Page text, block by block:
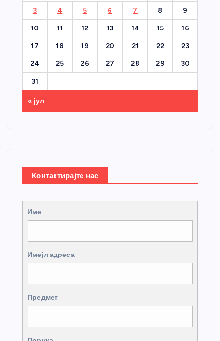
3 4 5 6 7 8 9
10 11 12 13 14 15 16
17 18 19 20 21 22 23
24 25 26 27 28 29 30
31
« јул
Контактирајте нас
Име
Имејл адреса
Предмет